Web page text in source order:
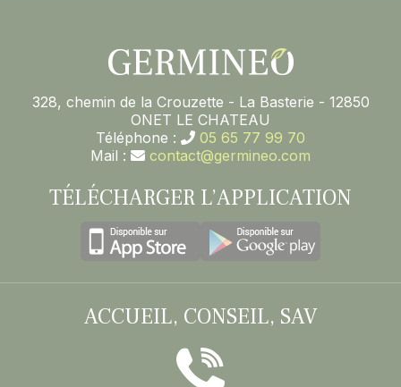
328, chemin de la Crouzette - La Basterie - 12850
ONET LE CHATEAU
Téléphone :
05 65 77 99 70
Mail :
contact@germineo.com
TÉLÉCHARGER L’APPLICATION
ACCUEIL, CONSEIL, SAV